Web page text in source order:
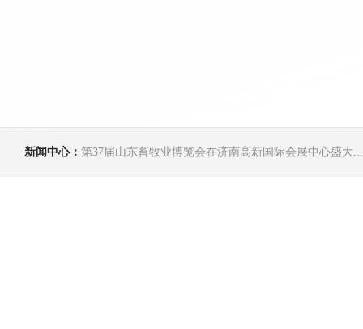
新闻中心： 第37届山东畜牧业博览会在济南高新国际会展中心盛大...